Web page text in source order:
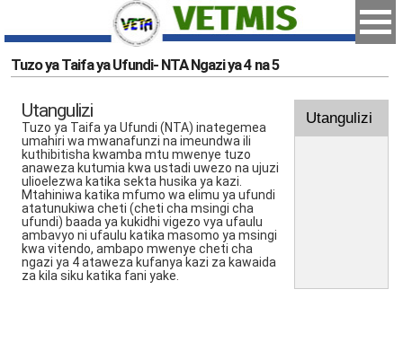
Tuzo ya Taifa ya Ufundi- NTA Ngazi ya 4 na 5
Utangulizi
Tuzo ya Taifa ya Ufundi (NTA) inategemea
umahiri wa mwanafunzi na imeundwa ili
kuthibitisha kwamba mtu mwenye tuzo
anaweza kutumia kwa ustadi uwezo na ujuzi
ulioelezwa katika sekta husika ya kazi.
Mtahiniwa katika mfumo wa elimu ya ufundi
atatunukiwa cheti (cheti cha msingi cha
ufundi) baada ya kukidhi vigezo vya ufaulu
ambavyo ni ufaulu katika masomo ya msingi
kwa vitendo, ambapo mwenye cheti cha
ngazi ya 4 ataweza kufanya kazi za kawaida
za kila siku katika fani yake.
Utangulizi